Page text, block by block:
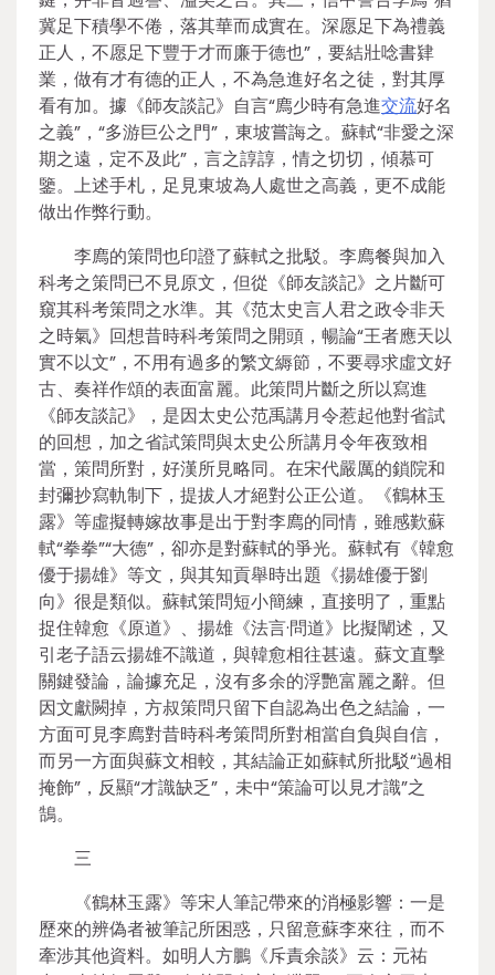
冀足下積學不倦，落其華而成實在。深愿足下為禮義
正人，不愿足下豐于才而廉于德也”，要結壯唸書肄
業，做有才有德的正人，不為急進好名之徒，對其厚
看有加。據《師友談記》自言“廌少時有急進交流好名
之義”，“多游巨公之門”，東坡嘗誨之。蘇軾“非愛之深
期之遠，定不及此”，言之諄諄，情之切切，傾慕可
鑒。上述手札，足見東坡為人處世之高義，更不成能
做出作弊行動。
李廌的策問也印證了蘇軾之批駁。李廌餐與加入
科考之策問已不見原文，但從《師友談記》之片斷可
窺其科考策問之水準。其《范太史言人君之政令非天
之時氣》回想昔時科考策問之開頭，暢論“王者應天以
實不以文”，不用有過多的繁文縟節，不要尋求虛文好
古、奏祥作頌的表面富麗。此策問片斷之所以寫進
《師友談記》，是因太史公范禹講月令惹起他對省試
的回想，加之省試策問與太史公所講月令年夜致相
當，策問所對，好漢所見略同。在宋代嚴厲的鎖院和
封彌抄寫軌制下，提拔人才絕對公正公道。《鶴林玉
露》等虛擬轉嫁故事是出于對李廌的同情，雖感歎蘇
軾“拳拳”“大德”，卻亦是對蘇軾的爭光。蘇軾有《韓愈
優于揚雄》等文，與其知貢舉時出題《揚雄優于劉
向》很是類似。蘇軾策問短小簡練，直接明了，重點
捉住韓愈《原道》、揚雄《法言·問道》比擬闡述，又
引老子語云揚雄不識道，與韓愈相往甚遠。蘇文直擊
關鍵發論，論據充足，沒有多余的浮艷富麗之辭。但
因文獻闕掉，方叔策問只留下自認為出色之結論，一
方面可見李廌對昔時科考策問所對相當自負與自信，
而另一方面與蘇文相較，其結論正如蘇軾所批駁“過相
掩飾”，反顯“才識缺乏”，未中“策論可以見才識”之
鵠。
三
《鶴林玉露》等宋人筆記帶來的消極影響：一是
歷來的辨偽者被筆記所困惑，只留意蘇李來往，而不
牽涉其他資料。如明人方鵬《斥責余談》云：元祐